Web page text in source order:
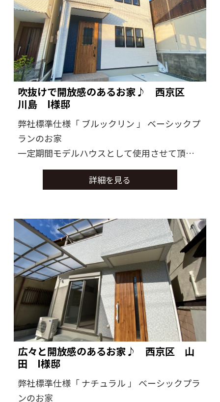
吹抜けで開放感のあるお家♪ 西京区
川島 I様邸
弊社標準仕様「 ブルックリン 」 ベーシックプ
ランのお家
一定期間モデルハウスとして使用させて頂き
ました。
広く・使いやすく・飽きの来ない色合いが感
要素薄めとなっております。
詳細を見る
広々と開放感のあるお家♪ 西京区 山
田 I様邸
弊社標準仕様「 ナチュラル 」 ベーシックプラ
ンのお家